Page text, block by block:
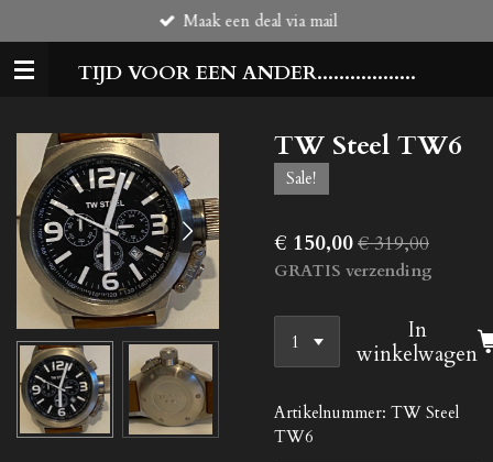
direct
naar
TIJD VOOR EEN ANDER..................
Maak een deal via mail
TW Steel TW6
Sale!
€ 150,00€ 319,00
GRATIS verzending
In
winkelwagen
Artikelnummer: TW Steel
TW6